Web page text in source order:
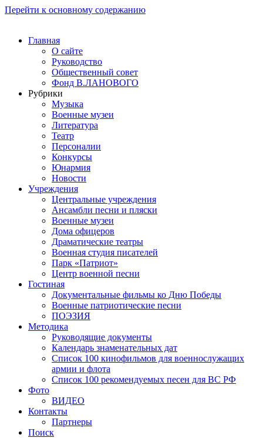
Перейти к основному содержанию
Главная
О сайте
Руководство
Общественный совет
Фонд В.ЛАНОВОГО
Рубрики
Музыка
Военные музеи
Литература
Театр
Персоналии
Конкурсы
Юнармия
Новости
Учреждения
Центральные учреждения
Ансамбли песни и пляски
Военные музеи
Дома офицеров
Драматические театры
Военная студия писателей
Парк «Патриот»
Центр военной песни
Гостиная
Документальные фильмы ко Дню Победы
Военные патриотические песни
ПОЭЗИЯ
Методика
Руководящие документы
Календарь знаменательных дат
Список 100 кинофильмов для военнослужащих
армии и флота
Список 100 рекомендуемых песен для ВС РФ
Фото
ВИДЕО
Контакты
Партнеры
Поиск